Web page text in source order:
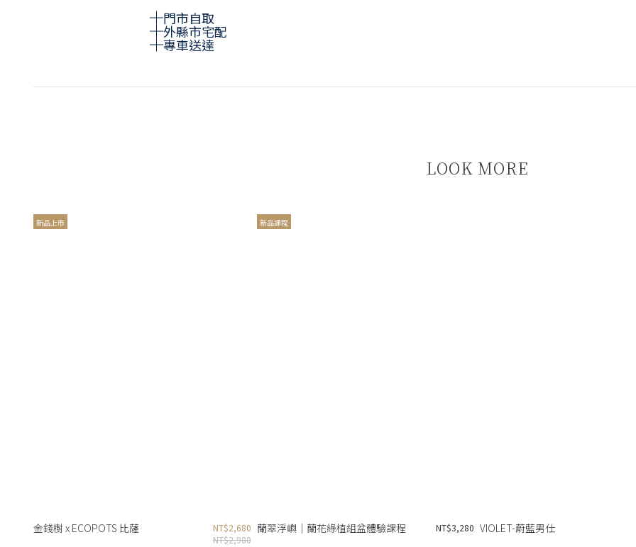
門市自取
外縣市宅配
專車送達
LOOK MORE
新品上市
金錢樹 x ECOPOTS 比薩
NT$2,680
NT$2,980
新品課程
蘭翠浮嶼｜蘭花綠植組盆體驗課程 NT$3,280 VIOLET-蔚藍男仕